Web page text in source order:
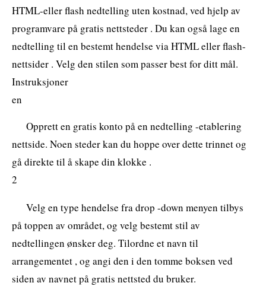
HTML-eller flash nedtelling uten kostnad, ved hjelp av
programvare på gratis nettsteder . Du kan også lage en
nedtelling til en bestemt hendelse via HTML eller flash-
nettsider . Velg den stilen som passer best for ditt mål.
Instruksjoner
en
Opprett en gratis konto på en nedtelling -etablering
nettside. Noen steder kan du hoppe over dette trinnet og
gå direkte til å skape din klokke .
2
Velg en type hendelse fra drop -down menyen tilbys
på toppen av området, og velg bestemt stil av
nedtellingen ønsker deg. Tilordne et navn til
arrangementet , og angi den i den tomme boksen ved
siden av navnet på gratis nettsted du bruker.